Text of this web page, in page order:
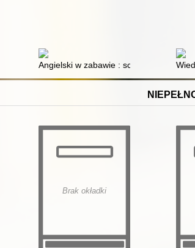
wczesnoszkolnej
Angielski w zabawie : scenariusze gier i
Brak okładki